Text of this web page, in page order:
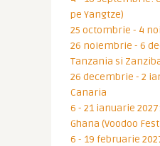
pe Yangtze)
25 octombrie - 4
26 noiembrie - 6
Tanzania si
26 decembrie - 2
Canaria
6 - 21 ianuarie
Ghana (Voodoo
6 - 19 februarie